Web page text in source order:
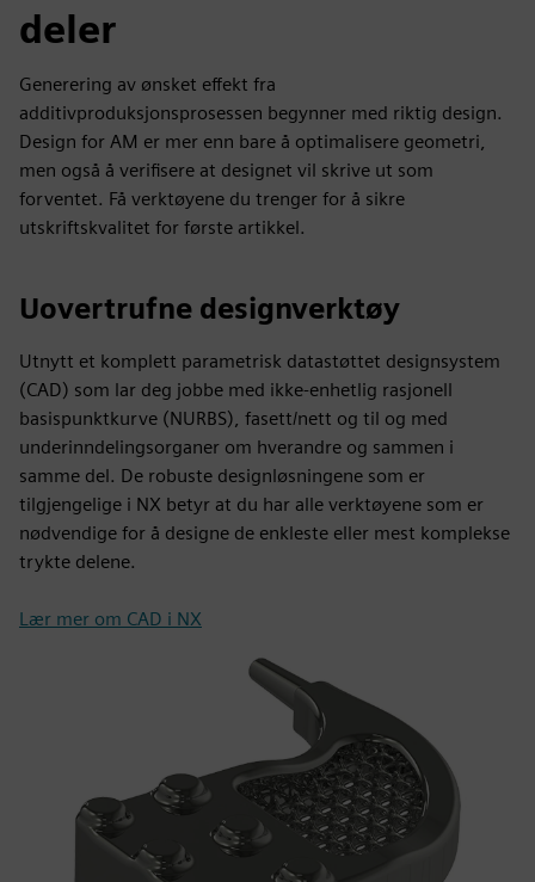
deler
Generering av ønsket effekt fra
additivproduksjonsprosessen begynner med riktig design.
Design for AM er mer enn bare å optimalisere geometri,
men også å verifisere at designet vil skrive ut som
forventet. Få verktøyene du trenger for å sikre
utskriftskvalitet for første artikkel.
Uovertrufne designverktøy
Utnytt et komplett parametrisk datastøttet designsystem
(CAD) som lar deg jobbe med ikke-enhetlig rasjonell
basispunktkurve (NURBS), fasett/nett og til og med
underinndelingsorganer om hverandre og sammen i
samme del. De robuste designløsningene som er
tilgjengelige i NX betyr at du har alle verktøyene som er
nødvendige for å designe de enkleste eller mest komplekse
trykte delene.
Lær mer om CAD i NX